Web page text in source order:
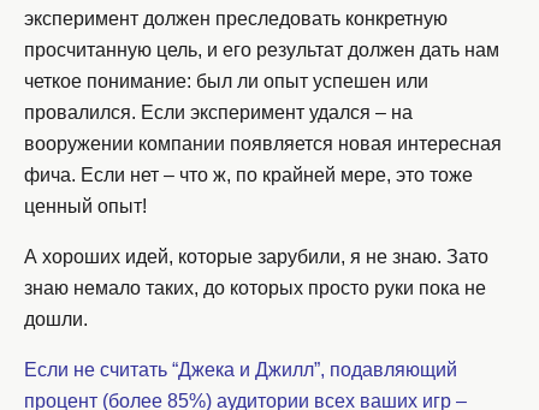
эксперимент должен преследовать конкретную
просчитанную цель, и его результат должен дать нам
четкое понимание: был ли опыт успешен или
провалился. Если эксперимент удался – на
вооружении компании появляется новая интересная
фича. Если нет – что ж, по крайней мере, это тоже
ценный опыт!
А хороших идей, которые зарубили, я не знаю. Зато
знаю немало таких, до которых просто руки пока не
дошли.
Если не считать “Джека и Джилл”, подавляющий
процент (более 85%) аудитории всех ваших игр –